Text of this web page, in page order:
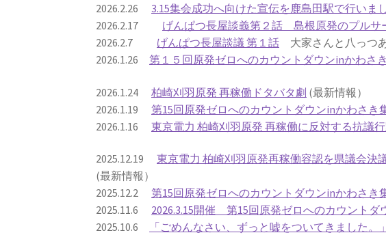
2026.2.263.15集会成功へ向けた宣伝を鹿島田駅で行いま
2026.2.17 げんぱつ長屋談義第２話 島根原発のプルサ
2026.2.7 げんぱつ長屋談議 第１話 大家さんと八っつ
2026.1.26第１５回原発ゼロへのカウントダウンinかわ
2026.1.24柏崎刈羽原発 再稼働ドタバタ劇 (最新情報）
2026.1.19第15回原発ゼロへのカウントダウンinかわさき
2026.1.16東京電力 柏崎刈羽原発 再稼働に反対する抗議
2025.12.19東京電力 柏崎刈羽原発再稼働容認を県議会決
(最新情報）
2025.12.2第15回原発ゼロへのカウントダウンinかわさ
2025.11.6 2026.3.15開催 第15回原発ゼロへのカウント
2025.10.6
「ごめんなさい、ずっと嘘をついてきました。